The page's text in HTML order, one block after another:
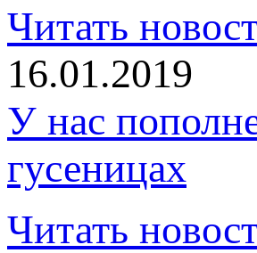
Читать
16.01.2019
У нас
гусеницах
Читать